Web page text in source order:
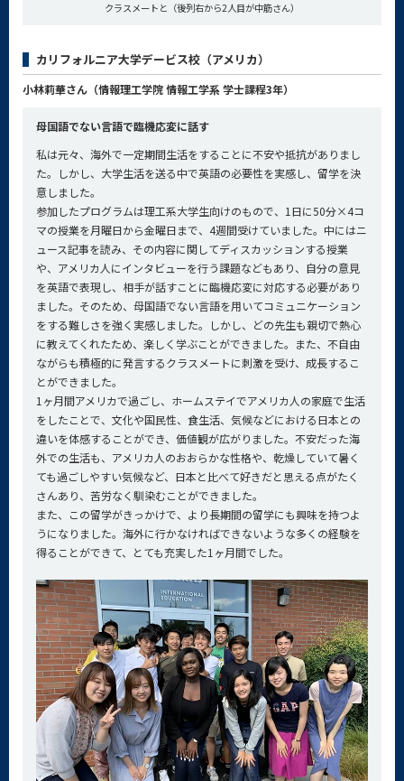
クラスメートと（後列右から2人目が中筋さん）
カリフォルニア大学デービス校（アメリカ）
小林莉華さん（情報理工学院 情報工学系 学士課程3年）
母国語でない言語で臨機応変に話す
私は元々、海外で一定期間生活をすることに不安や抵抗がありまし
た。しかし、大学生活を送る中で英語の必要性を実感し、留学を決
意しました。
参加したプログラムは理工系大学生向けのもので、1日に50分×4コ
マの授業を月曜日から金曜日まで、4週間受けていました。中にはニ
ュース記事を読み、その内容に関してディスカッションする授業
や、アメリカ人にインタビューを行う課題などもあり、自分の意見
を英語で表現し、相手が話すことに臨機応変に対応する必要があり
ました。そのため、母国語でない言語を用いてコミュニケーション
をする難しさを強く実感しました。しかし、どの先生も親切で熱心
に教えてくれたため、楽しく学ぶことができました。また、不自由
ながらも積極的に発言するクラスメートに刺激を受け、成長するこ
とができました。
1ヶ月間アメリカで過ごし、ホームステイでアメリカ人の家庭で生活
をしたことで、文化や国民性、食生活、気候などにおける日本との
違いを体感することができ、価値観が広がりました。不安だった海
外での生活も、アメリカ人のおおらかな性格や、乾燥していて暑く
ても過ごしやすい気候など、日本と比べて好きだと思える点がたく
さんあり、苦労なく馴染むことができました。
また、この留学がきっかけで、より長期間の留学にも興味を持つよ
うになりました。海外に行かなければできないような多くの経験を
得ることができて、とても充実した1ヶ月間でした。